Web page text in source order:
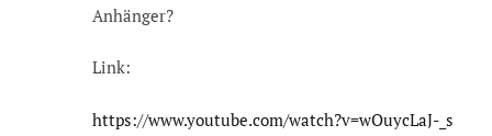
Anhänger?
Link:
https://www.youtube.com/watch?v=wOuycLaJ-_s